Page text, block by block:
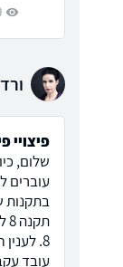
פיצויי
עוברים
בתקנות
8.